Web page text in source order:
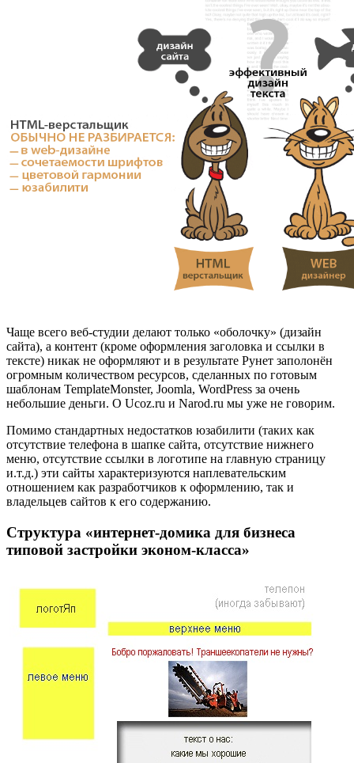
Чаще всего веб-студии делают только «оболочку» (дизайн
сайта), а контент (кроме оформления заголовка и ссылки в
тексте) никак не оформляют и в результате Рунет заполонён
огромным количеством ресурсов, сделанных по готовым
шаблонам TemplateMonster, Joomla, WordPress за очень
небольшие деньги. О Ucoz.ru и Narod.ru мы уже не говорим.
Помимо стандартных недостатков юзабилити (таких как
отсутствие телефона в шапке сайта, отсутствие нижнего
меню, отсутствие ссылки в логотипе на главную страницу
и.т.д.) эти сайты характеризуются наплевательским
отношением как разработчиков к оформлению, так и
владельцев сайтов к его содержанию.
Структура «интернет-домика для бизнеса
типовой застройки эконом-класса»